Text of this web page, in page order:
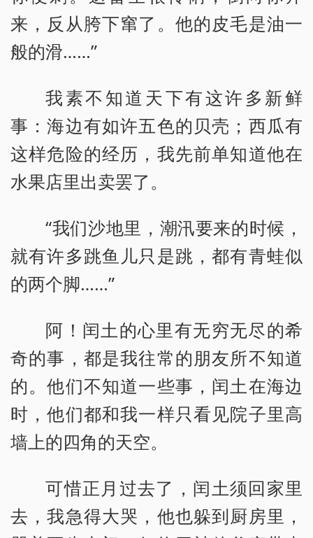
来，反从胯下窜了。他的皮毛是油一
般的滑……”
我素不知道天下有这许多新鲜
事：海边有如许五色的贝壳；西瓜有
这样危险的经历，我先前单知道他在
水果店里出卖罢了。
“我们沙地里，潮汛要来的时候，
就有许多跳鱼儿只是跳，都有青蛙似
的两个脚……”
阿！闰土的心里有无穷无尽的希
奇的事，都是我往常的朋友所不知道
的。他们不知道一些事，闰土在海边
时，他们都和我一样只看见院子里高
墙上的四角的天空。
可惜正月过去了，闰土须回家里
去，我急得大哭，他也躲到厨房里，